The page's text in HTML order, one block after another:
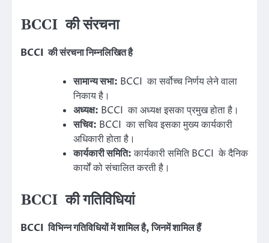
BCCI की संरचना
BCCI की संरचना निम्नलिखित है
सामान्य सभा: BCCI का सर्वोच्च निर्णय लेने वाला
निकाय है।
अध्यक्ष: BCCI का अध्यक्ष इसका प्रमुख होता है।
सचिव: BCCI का सचिव इसका मुख्य कार्यकारी
अधिकारी होता है।
कार्यकारी समिति:कार्यकारी समिति BCCI के दैनिक
कार्यों को संचालित करती है।
BCCI की गतिविधियां
BCCI विभिन्न गतिविधियों में शामिल है, जिनमें शामिल हैं